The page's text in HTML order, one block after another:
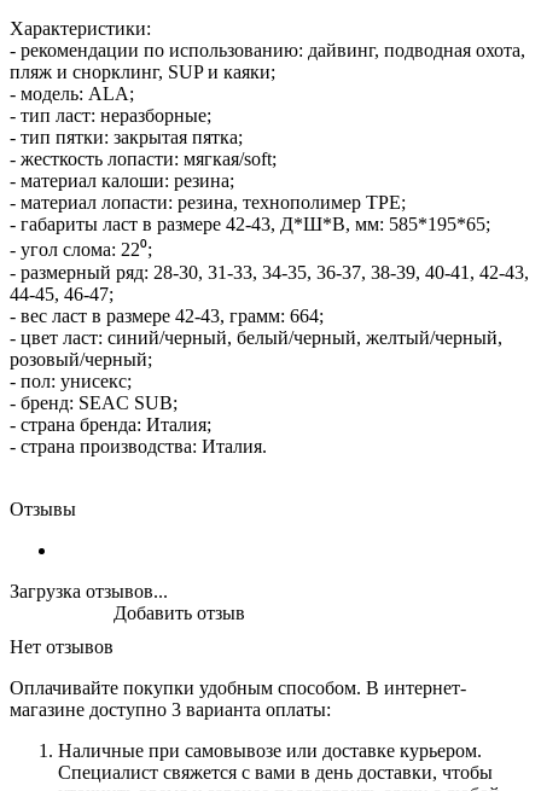
Характеристики:
- рекомендации по использованию: дайвинг, подводная охота,
пляж и снорклинг, SUP и каяки;
- модель: ALA;
- тип ласт: неразборные;
- тип пятки: закрытая пятка;
- жесткость лопасти: мягкая/soft;
- материал калоши: резина;
- материал лопасти: резина, технополимер TPE;
- габариты ласт в размере 42-43, Д*Ш*В, мм: 585*195*65;
- угол слома: 22⁰;
- размерный ряд: 28-30, 31-33, 34-35, 36-37, 38-39, 40-41, 42-43,
44-45, 46-47;
- вес ласт в размере 42-43, грамм: 664;
- цвет ласт: синий/черный, белый/черный, желтый/черный,
розовый/черный;
- пол: унисекс;
- бренд: SEAC SUB;
- страна бренда: Италия;
- страна производства: Италия.
Отзывы
Загрузка отзывов...
Нет отзывов
Добавить отзыв
Оплачивайте покупки удобным способом. В интернет-
магазине доступно 3 варианта оплаты:
Наличные при самовывозе или доставке курьером.
Специалист свяжется с вами в день доставки, чтобы